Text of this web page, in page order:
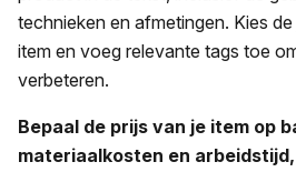
technieken en afmetingen. Kies
item en voeg relevante tags toe
verbeteren.
Bepaal de prijs van je item op
materiaalkosten en